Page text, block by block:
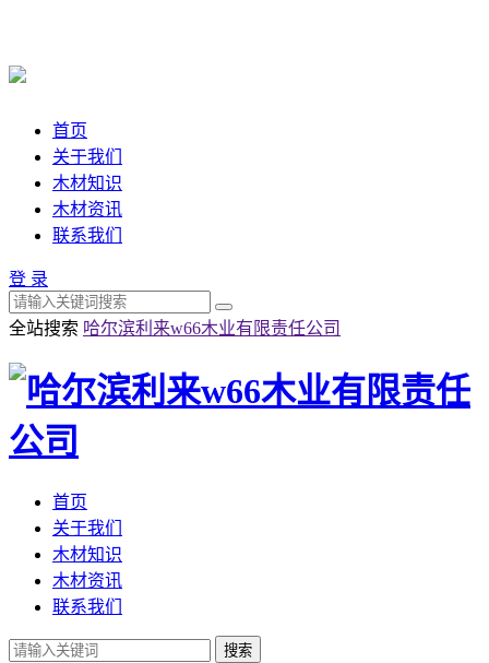
首页
关于我们
木材知识
木材资讯
联系我们
登 录
全站搜索 哈尔滨利来w66木业有限责任公司
首页
关于我们
木材知识
木材资讯
联系我们